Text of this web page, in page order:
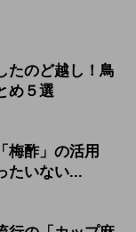
たのど越し！鳥
め５選
梅酢」の活用
たいない...